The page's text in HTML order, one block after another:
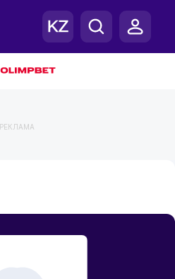
РЕКЛАМА